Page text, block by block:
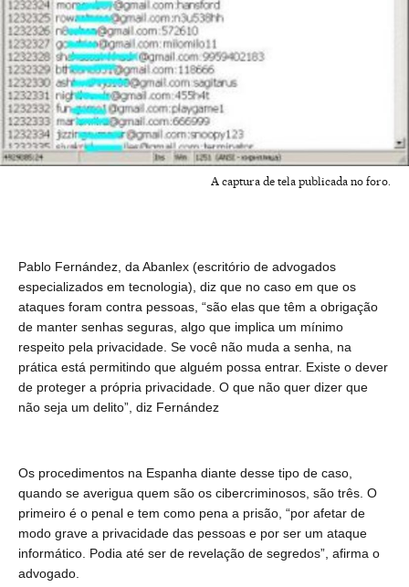
A captura de tela publicada no foro.
Pablo Fernández, da Abanlex (escritório de advogados
especializados em tecnologia), diz que no caso em que os
ataques foram contra pessoas, “são elas que têm a obrigação
de manter senhas seguras, algo que implica um mínimo
respeito pela privacidade. Se você não muda a senha, na
prática está permitindo que alguém possa entrar. Existe o dever
de proteger a própria privacidade. O que não quer dizer que
não seja um delito”, diz Fernández
Os procedimentos na Espanha diante desse tipo de caso,
quando se averigua quem são os cibercriminosos, são três. O
primeiro é o penal e tem como pena a prisão, “por afetar de
modo grave a privacidade das pessoas e por ser um ataque
informático. Podia até ser de revelação de segredos”, afirma o
advogado.